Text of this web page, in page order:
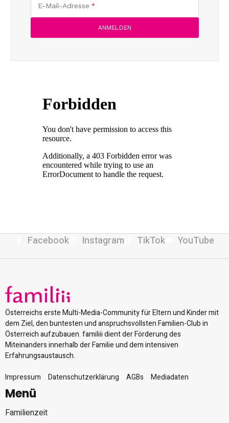
E-Mail-Adresse
Facebook Instagram TikTok YouTube
Österreichs erste Multi-Media-Community für Eltern und Kinder mit
dem Ziel, den buntesten und anspruchsvollsten Familien-Club in
Österreich aufzubauen. familiii dient der Förderung des
Miteinanders innerhalb der Familie und dem intensiven
Erfahrungsaustausch.
Impressum
Datenschutzerklärung AGBs Mediadaten
Menü
Familienzeit